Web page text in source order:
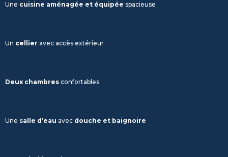
Une cuisine aménagée et équipée spacieuse
Un cellier avec accès extérieur
Deux chambres confortables
Une salle d’eau avec douche et baignoire